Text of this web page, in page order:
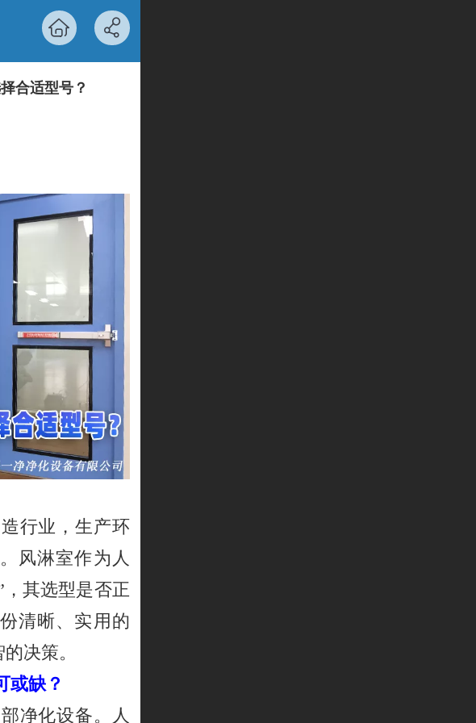
合适型号？
行业，生产环
风淋室作为人
，其选型是否正
清晰、实用的
决策。
或缺？
净化设备。人